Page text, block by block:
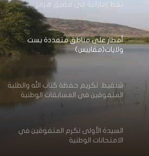
نفط إماراتية في مضيق هرمز
أمطار على مناطق متعددة بست
ولايات(مقاييس)
شنقيط: تكريم حفظة كتاب الله والطلبة
المتفوقين في المسابقات الوطنية
السيدة الأولى تكرم المتفوقين في
الامتحانات الوطنية